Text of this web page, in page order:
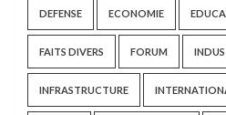
DEFENSE ECONOMIE
FAITS DIVERS FORUM
INFRASTRUCTURE